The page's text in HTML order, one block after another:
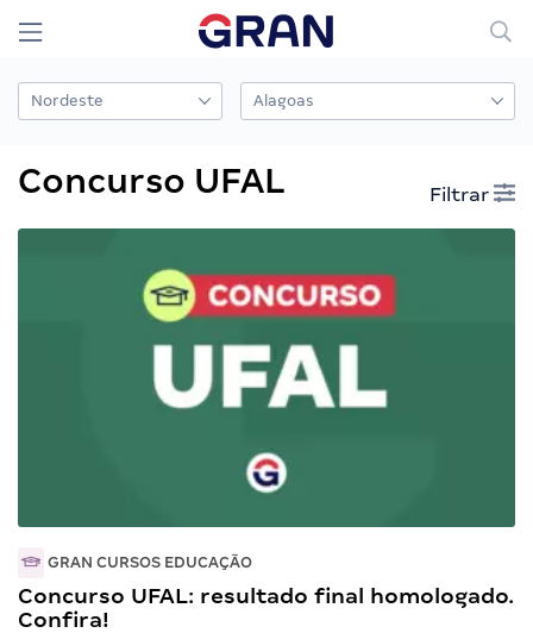
Concurso UFAL Filtrar
GRAN CURSOS EDUCAÇÃO
Concurso UFAL: resultado final homologado.
Confira!